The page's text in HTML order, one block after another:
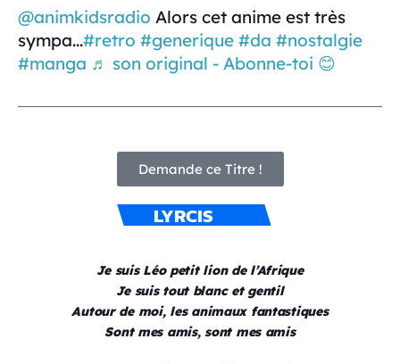
@animkidsradio Alors cet anime est très
sympa...#retro #generique #da #nostalgie
#manga ♬ son original - Abonne-toi 😊
Demande ce Titre !
LYRCIS
Je suis Léo petit lion de l’Afrique
Je suis tout blanc et gentil
Autour de moi, les animaux fantastiques
Sont mes amis, sont mes amis